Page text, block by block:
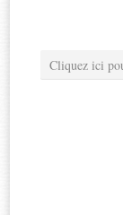
Cliquez ici